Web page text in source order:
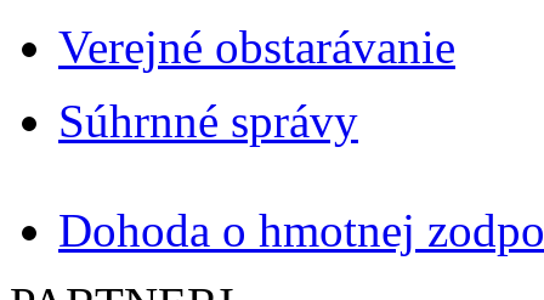
Verejné obstarávanie
Súhrnné správy
Dohoda o hmotnej